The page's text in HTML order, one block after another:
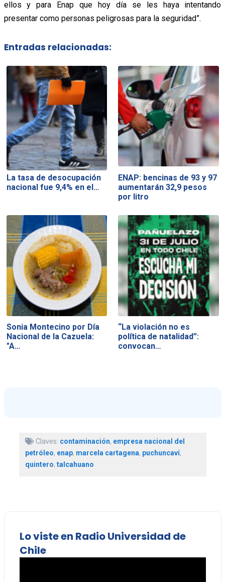
ellos y para Enap que hoy día se les haya intentando
presentar como personas peligrosas para la seguridad”.
Entradas relacionadas:
La tasa de desocupación
nacional fue 9,4% en el…
ENAP: bencinas de 93 y 97
aumentarán 32,9 pesos
por litro
Sonia Montecino por Día
Nacional de la Cazuela:
"A…
“La violación no es
política de natalidad”:
convocan…
Claves: contaminación, empresa nacional del
petróleo, enap, marcela cartagena, puchuncaví,
quintero, talcahuano
Lo viste en Radio Universidad de
Chile